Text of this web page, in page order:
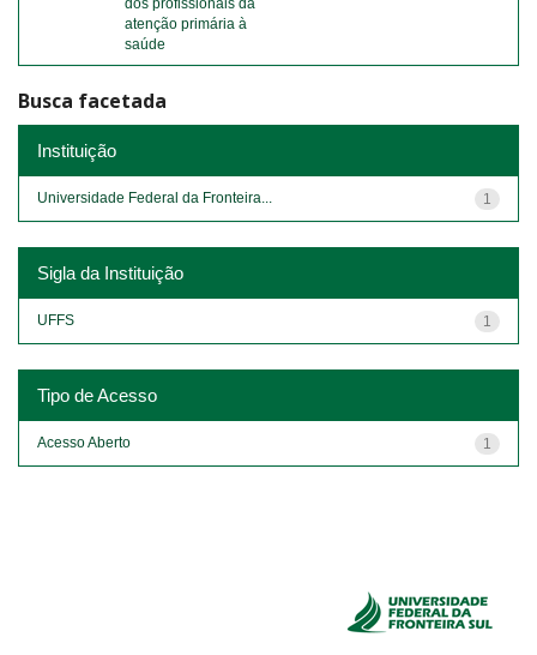
dos profissionais da
atenção primária à
saúde
Busca facetada
Instituição
1
Universidade Federal da Fronteira...
Sigla da Instituição
1
UFFS
Tipo de Acesso
1
Acesso Aberto